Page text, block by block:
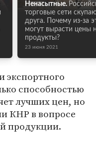
Ненасытные.
торговые сети
друга. Почему из-за
могут вырасти цены
продукты?
23 июня 2021
экспортного
способностью
лучших цен, но
КНР в вопросе
продукции.